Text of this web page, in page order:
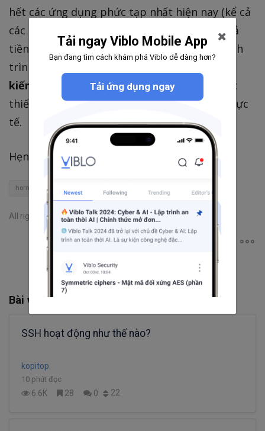
hết các ứng dụng phức tạp nhất hiện nay (kể cả
các ứng dụng LLM) với
(kể cả
tiền điện và các chi phí duy trì). Ngoài ra, hành
trình này còn giúp chúng ta
kiến thức thực nghiệmvô cùng hiếm về việc
thiết kế, xây dựng và vận hành một server thực
tế.
Hẹn các bạn ở những bài viết sau!
homelab
All rights reserved
Bài viết liên quan
SSH hoạt động như thế nào?
kopitop
10 phút đọc
6.6K 28 0 22
Tải ngay Viblo Mobile App
Bạn đang tìm cách khám phá Viblo dễ dàng hơn?
Tải ứng dụng ngay